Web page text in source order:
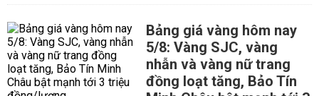
Bảng giá vàng hôm nay
5/8: Vàng SJC, vàng
nhẫn và vàng nữ trang
đồng loạt tăng, Bảo Tín